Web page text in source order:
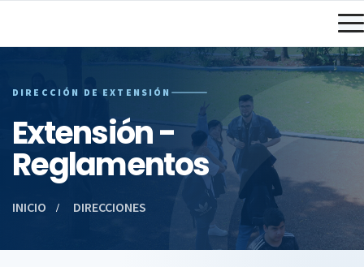
DIRECCIÓN DE EXTENSIÓN
Extensión -
Reglamentos
INICIO DIRECCIONES